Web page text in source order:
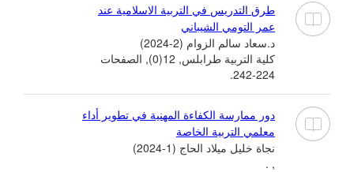
طرق التدريس في التربية الاسلامية عند
عمر التومي الشيباني
د.سعاد سالم الزوام (2-2024)
كلية التربية طرابلس, 12(0), الصفحات
224-242.
دور ممارسة الكفاءة المهنية في تطوير أداء
معلمي التربية الخاصة
نجاة خليل ميلاد الحاج (1-2024)
, .